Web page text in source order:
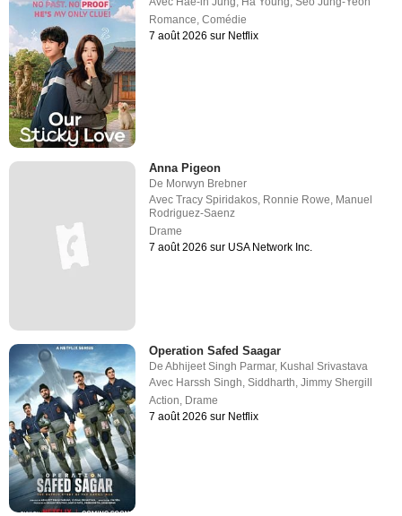
Romance,Comédie
7 août 2026 sur Netflix
Anna Pigeon
De Morwyn Brebner
AvecTracy Spiridakos, Ronnie Rowe, Manuel
Rodriguez-Saenz
Drame
7 août 2026 sur USA Network Inc.
Operation Safed Saagar
DeAbhijeet Singh Parmar, Kushal Srivastava
Avec Harssh Singh ,Siddharth ,Jimmy Shergill
Action Drame
7 août 2026 sur Netflix